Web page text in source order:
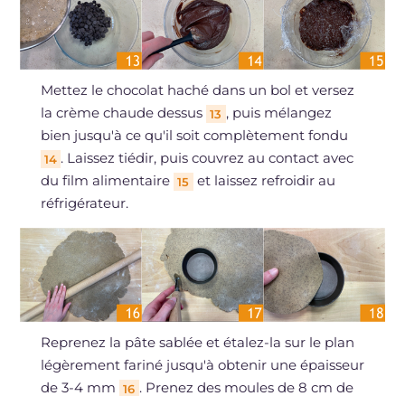
Mettez le chocolat haché dans un bol et versez
la crème chaude dessus 13 , puis mélangez
bien jusqu'à ce qu'il soit complètement fondu
14 . Laissez tiédir, puis couvrez au contact avec
du film alimentaire 15 et laissez refroidir au
réfrigérateur.
Reprenez la pâte sablée et étalez-la sur le plan
légèrement fariné jusqu'à obtenir une épaisseur
de 3-4 mm 16 . Prenez des moules de 8 cm de